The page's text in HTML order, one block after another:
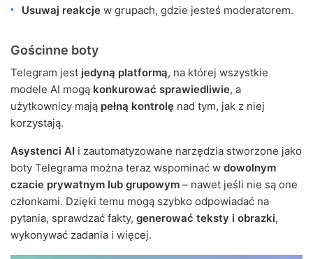
Usuwaj reakcje w grupach, gdzie jesteś moderatorem.
Gościnne boty
Telegram jest jedyną platformą, na której wszystkie
modele AI mogą konkurować sprawiedliwie, a
użytkownicy mają pełną kontrolę nad tym, jak z niej
korzystają.
Asystenci AI i zautomatyzowane narzędzia stworzone jako
boty Telegrama można teraz wspominać w dowolnym
czacie prywatnym lub grupowym – nawet jeśli nie są one
członkami. Dzięki temu mogą szybko odpowiadać na
pytania, sprawdzać fakty, generować teksty i obrazki,
wykonywać zadania i więcej.